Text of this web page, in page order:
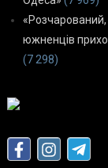
южненців
(7 298)